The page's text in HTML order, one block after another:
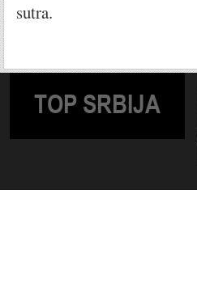
sutra.
TOP SRBIJA